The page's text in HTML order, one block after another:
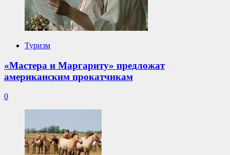
Туризм
«Мастера и Маргариту» предложат
американским прокатчикам
0